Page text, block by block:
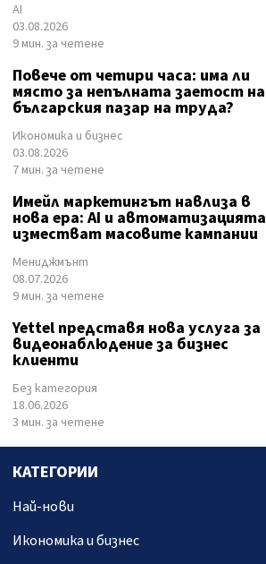
AI
03.08.2026
9 мин. за четене
Повече от четири часа: има ли
място за непълната заетост на
българския пазар на труда?
Икономика и бизнес
03.08.2026
7 мин. за четене
Имейл маркетингът навлиза в
нова ера: AI и автоматизацията
изместват масовите кампании
Мениджмънт
08.07.2026
9 мин. за четене
Yettel представя нова услуга за
видеонаблюдение за бизнес
клиенти
Без категория
18.06.2026
3 мин. за четене
КАТЕГОРИИ
Най-нови
Икономика и бизнес